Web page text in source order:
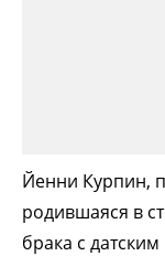
Йенни Курпин,
родившаяся в
брака с